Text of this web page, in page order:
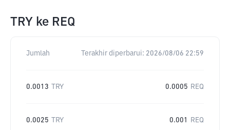
TRY ke REQ
Jumlah Terakhir diperbarui: 2026/08/06 22:59
0.0013 TRY 0.0005 REQ
0.0025 TRY 0.001 REQ